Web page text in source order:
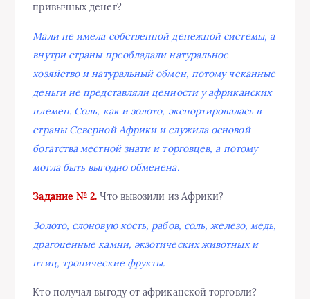
привычных денег?
Мали не имела собственной денежной системы, а
внутри страны преобладали натуральное
хозяйство и натуральный обмен, потому чеканные
деньги не представляли ценности у африканских
племен. Соль, как и золото, экспортировалась в
страны Северной Африки и служила основой
богатства местной знати и торговцев, а потому
могла быть выгодно обменена.
Задание № 2. Что вывозили из Африки?
Золото, слоновую кость, рабов, соль, железо, медь,
драгоценные камни, экзотических животных и
птиц, тропические фрукты.
Кто получал выгоду от африканской торговли?